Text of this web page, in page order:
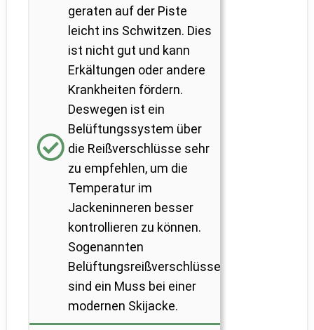
geraten auf der Piste
leicht ins Schwitzen. Dies
ist nicht gut und kann
Erkältungen oder andere
Krankheiten fördern.
Deswegen ist ein
Belüftungssystem über
die Reißverschlüsse sehr
zu empfehlen, um die
Temperatur im
Jackeninneren besser
kontrollieren zu können.
Sogenannten
Belüftungsreißverschlüsse
sind ein Muss bei einer
modernen Skijacke.